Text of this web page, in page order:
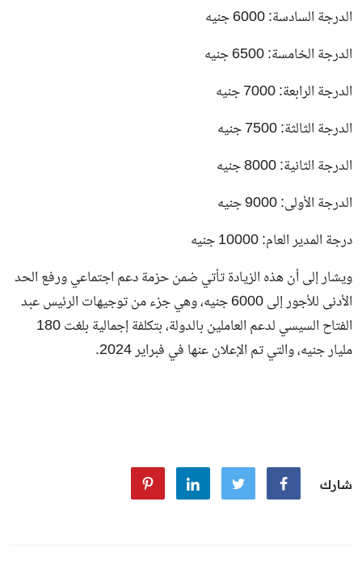
الدرجة السادسة: 6000 جنيه
الدرجة الخامسة: 6500 جنيه
الدرجة الرابعة: 7000 جنيه
الدرجة الثالثة: 7500 جنيه
الدرجة الثانية: 8000 جنيه
الدرجة الأولى: 9000 جنيه
درجة المدير العام: 10000 جنيه
ويشار إلى أن هذه الزيادة تأتي ضمن حزمة دعم اجتماعي ورفع الحد
الأدنى للأجور إلى 6000 جنيه، وهي جزء من توجيهات الرئيس عبد
الفتاح السيسي لدعم العاملين بالدولة، بتكلفة إجمالية بلغت 180
مليار جنيه، والتي تم الإعلان عنها في فبراير 2024.
شارك